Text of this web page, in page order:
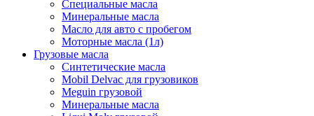
Специальные масла
Минеральные масла
Масло для авто с пробегом
Моторные масла (1л)
Грузовые масла
Синтетические масла
Mobil Delvac для грузовиков
Meguin грузовой
Минеральные масла